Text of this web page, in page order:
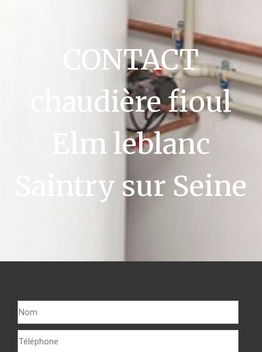
CONTACT
chaudière fioul
Elm leblanc
Saintry sur Seine